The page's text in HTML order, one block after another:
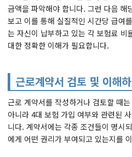
금액을 파악해야 합니다. 그런 다음 해
보고 이를 통해 실질적인 시간당 급여
는 자신이 납부하고 있는 각 보험료 비
대한 정확한 이해가 필요합니다.
근로계약서 검토 및 이해
근로 계약서를 작성하거나 검토할 때
아니라 4대 보험 가입 여부와 관련된
니다. 계약서에는 각종 조건들이 명시
에게 어떤 권리가 부여되고 있는지를